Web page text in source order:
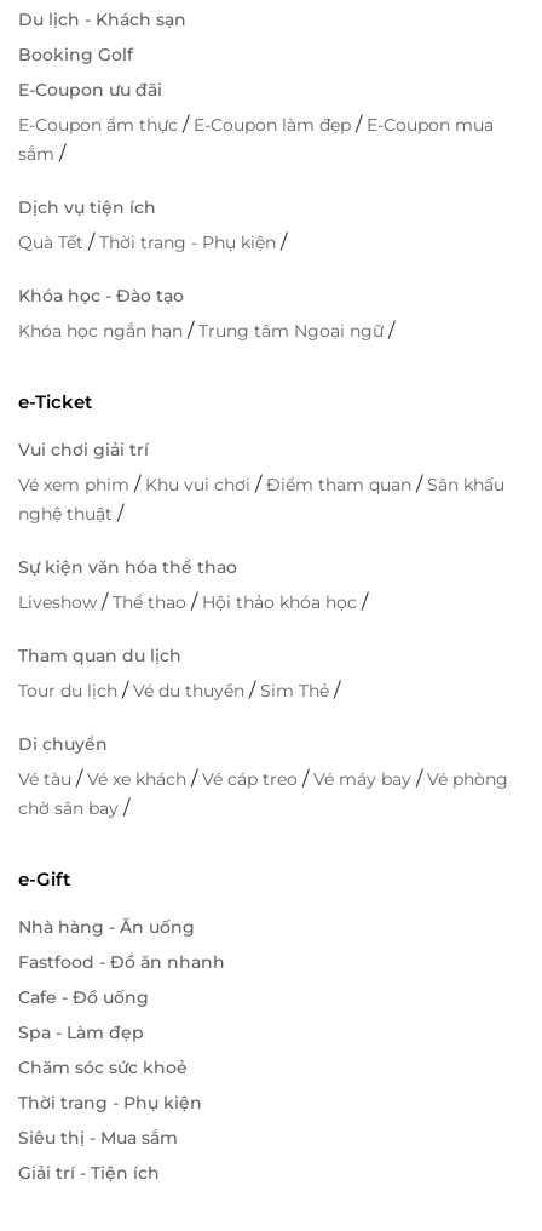
Du lịch - Khách sạn
Booking Golf
E-Coupon ưu đãi
E-Coupon ẩm thực / E-Coupon làm đẹp / E-Coupon mua
sắm /
Dịch vụ tiện ích
Quà Tết /Thời trang - Phụ kiện /
Khóa học - Đào tạo
Khóa học ngắn hạn /Trung tâm Ngoại ngữ/
e-Ticket
Vui chơi giải trí
Vé xem phim / Khu vui chơi /Điểm tham quan /Sân khấu
nghệ thuật /
Sự kiện văn hóa thể thao
Liveshow /Thể thao / Hội thảo khóa học /
Tham quan du lịch
Tour du lịch /Vé du thuyền /Sim Thẻ /
Di chuyển
Vé tàu /Vé xe khách /Vé cáp treo /Vé máy bay /Vé phòng
chờ sân bay /
e-Gift
Nhà hàng - Ăn uống
Fastfood - Đồ ăn nhanh
Cafe - Đồ uống
Spa - Làm đẹp
Chăm sóc sức khoẻ
Thời trang - Phụ kiện
Siêu thị - Mua sắm
Giải trí - Tiện ích